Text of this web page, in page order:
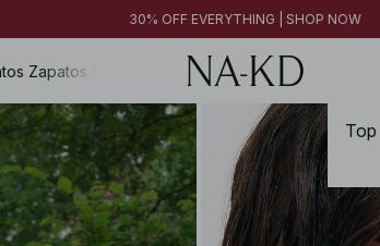
FINAL SALE | SHOP NOW
FINAL SALE | SHOP NOW
30% OFF EVERYTHING | SHOP NOW
Zapatos